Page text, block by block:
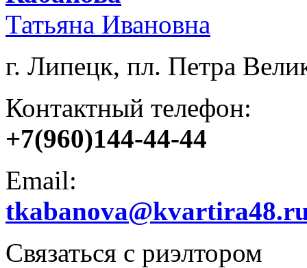
Татьяна Ивановна
г. Липецк, пл. Петра
Контактный телефон:
+7(960)144-44-44
Email:
Связаться с риэлтором